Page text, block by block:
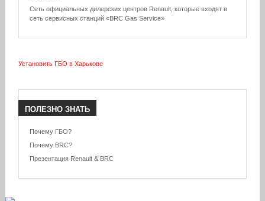
Сеть официальных дилерских центров Renault, которые входят в
сеть сервисных станций «BRC Gas Service»
Установить ГБО в Харькове
ПОЛЕЗНО ЗНАТЬ
Почему ГБО?
Почему BRC?
Презентация Renault & BRC